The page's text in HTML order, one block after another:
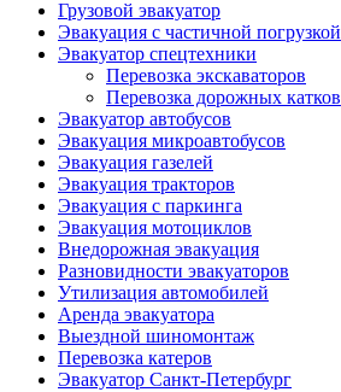
Грузовой эвакуатор
Эвакуация с частичной погрузкой
Эвакуатор спецтехники
Перевозка экскаваторов
Перевозка дорожных катков
Эвакуатор автобусов
Эвакуация микроавтобусов
Эвакуация газелей
Эвакуация тракторов
Эвакуация с паркинга
Эвакуация мотоциклов
Внедорожная эвакуация
Разновидности эвакуаторов
Утилизация автомобилей
Аренда эвакуатора
Выездной шиномонтаж
Перевозка катеров
Эвакуатор Санкт-Петербург